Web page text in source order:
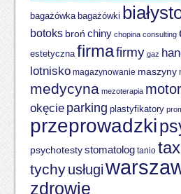
bagażówka bagażówki
botoks broń chiny chopina consulting
estetyczna firmafirmy gaz
lotnisko magazynowanie maszyny
medycyna mezoterapia
okęcie parking plastyfikatory
przeprowadzki
psychotesty stomatolog tanio
tychy usługi
zdrowie